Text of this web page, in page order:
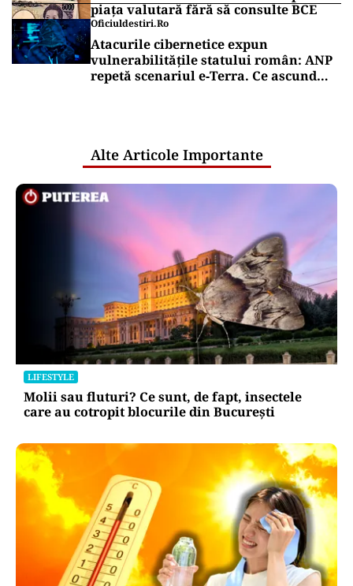
piața valutară fără să consulte BCE
Oficiuldestiri.ro
Atacurile cibernetice expun
vulnerabilitățile statului român: ANP
repetă scenariul e‑Terra. Ce ascund
Alte Articole Importante
LIFESTYLE
Molii sau fluturi? Ce sunt, de fapt, insectele
care au cotropit blocurile din București